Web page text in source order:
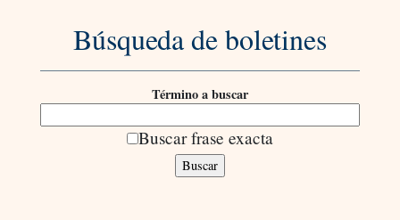
Búsqueda de boletines
Término a buscar
Buscar frase exacta